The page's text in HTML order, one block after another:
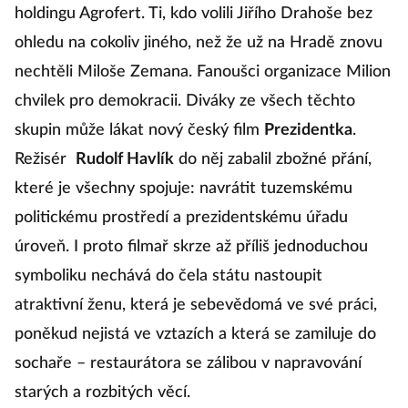
holdingu Agrofert. Ti, kdo volili Jiřího Drahoše bez
ohledu na cokoliv jiného, než že už na Hradě znovu
nechtěli Miloše Zemana. Fanoušci organizace Milion
chvilek pro demokracii. Diváky ze všech těchto
skupin může lákat nový český film Prezidentka.
Režisér
Rudolf Havlíkdo něj zabalil zbožné přání,
které je všechny spojuje: navrátit tuzemskému
politickému prostředí a prezidentskému úřadu
úroveň. I proto filmař skrze až příliš jednoduchou
symboliku nechává do čela státu nastoupit
atraktivní ženu, která je sebevědomá ve své práci,
poněkud nejistá ve vztazích a která se zamiluje do
sochaře – restaurátora se zálibou v napravování
starých a rozbitých věcí.